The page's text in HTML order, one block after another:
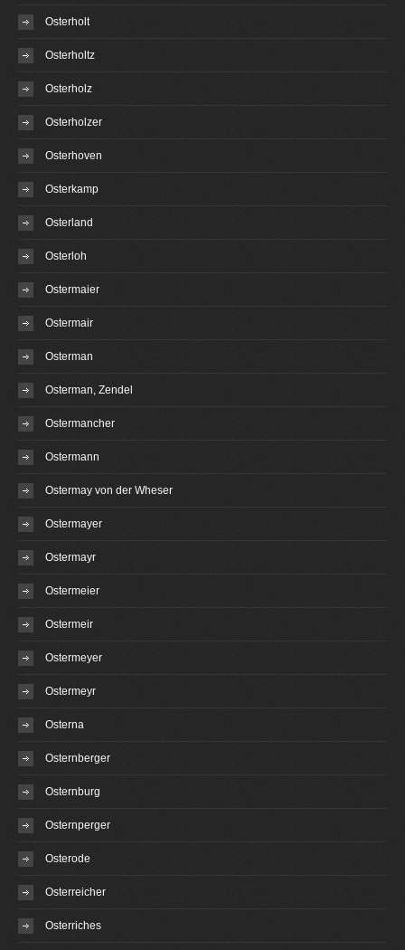
Osterholt
Osterholtz
Osterholz
Osterholzer
Osterhoven
Osterkamp
Osterland
Osterloh
Ostermaier
Ostermair
Osterman
Osterman, Zendel
Ostermancher
Ostermann
Ostermay von der Wheser
Ostermayer
Ostermayr
Ostermeier
Ostermeir
Ostermeyer
Ostermeyr
Osterna
Osternberger
Osternburg
Osternperger
Osterode
Osterreicher
Osterriches